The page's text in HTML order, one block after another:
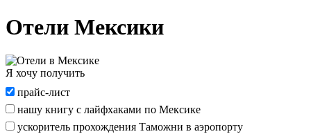
Отели Мексики
Я хочу получить
Я
хочу
получить:
прайс-лист
нашу книгу с лайфхаками по Мексике
ускоритель прохождения Таможни в аэропорту